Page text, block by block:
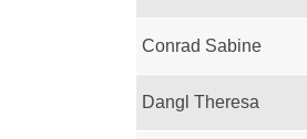
Conrad Sabine
Dangl Theresa